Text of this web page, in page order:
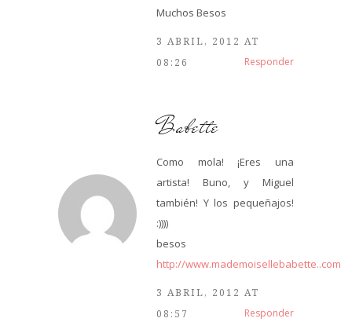
Muchos Besos
3 ABRIL, 2012 AT
08:26
Responder
Babette
Como mola! ¡Eres una
artista! Buno, y Miguel
también! Y los pequeñajos!
:))))
besos
http://www.mademoisellebabette..com
3 ABRIL, 2012 AT
08:57
Responder